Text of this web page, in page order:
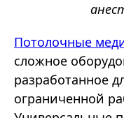
Потолочные
сложное
разработанное
ограниченной